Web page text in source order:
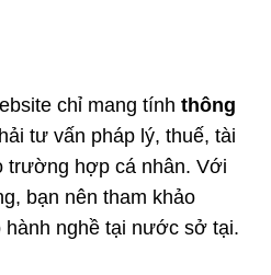
chỉ mang tính thông
tư vấn pháp lý, thuế, tài
trường hợp cá nhân. Với
bạn nên tham khảo
hành nghề tại nước sở tại.